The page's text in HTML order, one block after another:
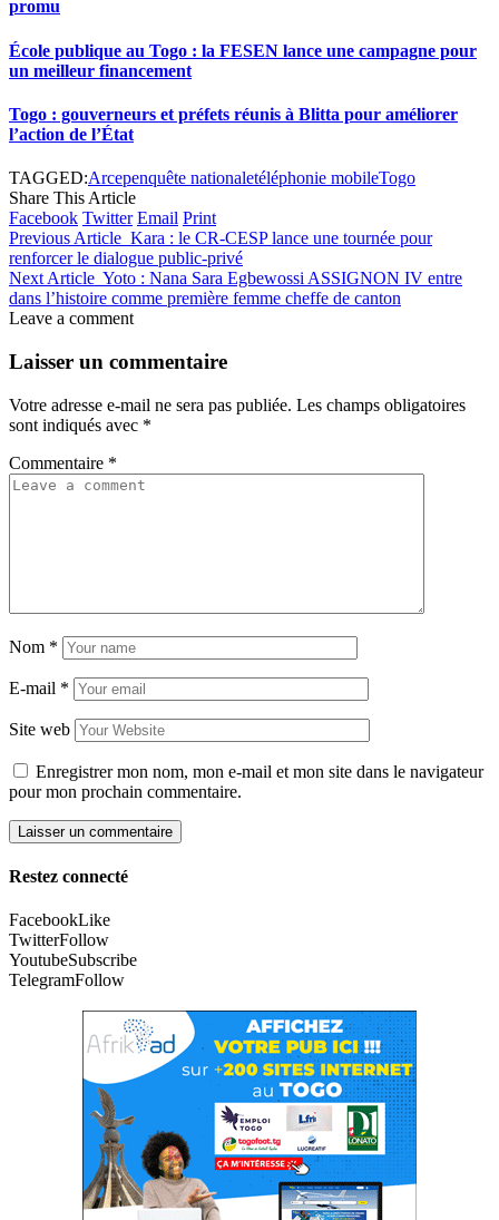
promu
École publique au Togo : la FESEN lance une campagne pour
un meilleur financement
Togo : gouverneurs et préfets réunis à Blitta pour améliorer
l’action de l’État
TAGGED:Arcepenquête nationaletéléphonie mobileTogo
Share This Article
Facebook Twitter Email Print
Previous Article Kara : le CR-CESP lance une tournée pour
renforcer le dialogue public-privé
Next Article Yoto : Nana Sara Egbewossi ASSIGNON IV entre
dans l’histoire comme première femme cheffe de canton
Leave a comment
Laisser un commentaire
Votre adresse e-mail ne sera pas publiée. Les champs obligatoires
sont indiqués avec *
Commentaire *
Nom *
E-mail *
Site web
Enregistrer mon nom, mon e-mail et mon site dans le navigateur
pour mon prochain commentaire.
Restez connecté
FacebookLike
TwitterFollow
YoutubeSubscribe
TelegramFollow